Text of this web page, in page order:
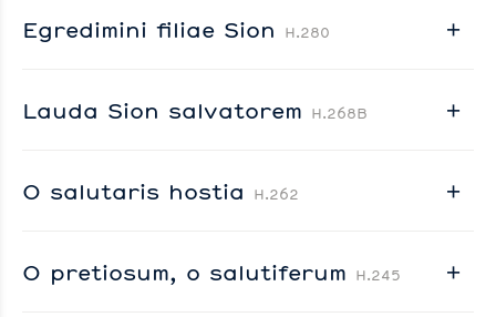
Egredimini filiae Sion H.280
Lauda Sion salvatorem H.268B
O salutaris hostia H.262
O pretiosum, o salutiferum H.245